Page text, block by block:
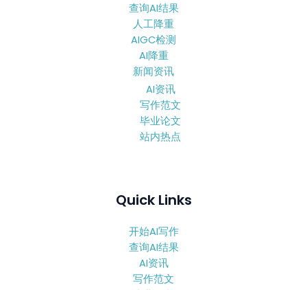
查询AI结果
人工降重
AIGC检测
AI降重
新闻资讯
AI资讯
写作范文
毕业论文
站内热点
Quick Links
开始AI写作
查询AI结果
AI资讯
写作范文